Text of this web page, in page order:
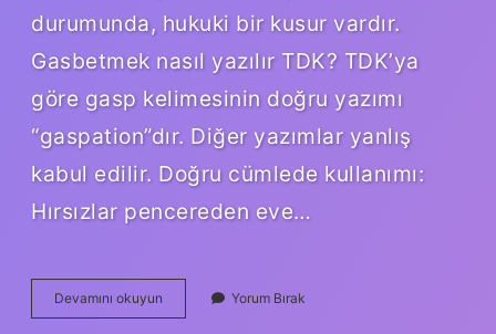
durumunda, hukuki bir kusur vardır.
Gasbetmek nasıl yazılır TDK? TDK’ya
göre gasp kelimesinin doğru yazımı
“gaspation”dır. Diğer yazımlar yanlış
kabul edilir. Doğru cümlede kullanımı:
Hırsızlar pencereden eve…
Devamını okuyun
Etmek
Yorum Bırak